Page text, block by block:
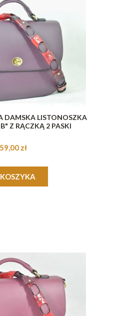
DAMSKA LISTONOSZKA
Z RĄCZKĄ 2 PASKI
zł